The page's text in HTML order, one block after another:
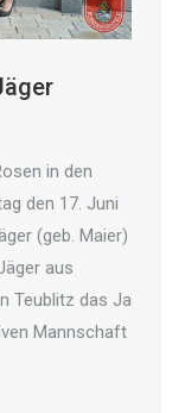
in den
den 17. Juni
(geb. Maier)
aus
Teublitz das Ja
Mannschaft